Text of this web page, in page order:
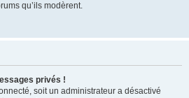
qu’ils modèrent.
privés !
soit un administrateur a désactivé